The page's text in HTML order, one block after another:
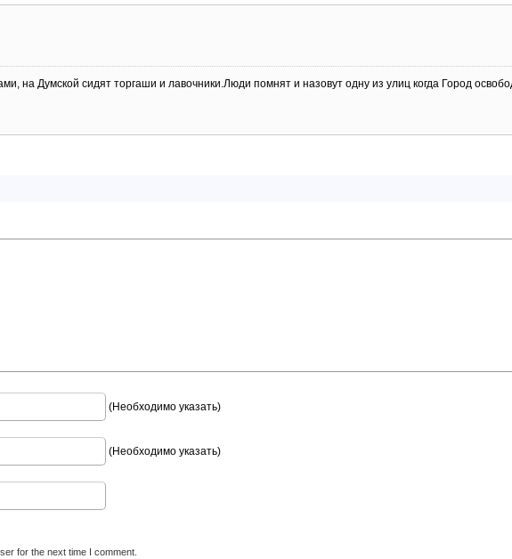
на Думской сидят торгаши и лавочники.Люди помнят и назовут одну из улиц когда Город
(Необходимо указать)
(Необходимо указать)
for the next time I comment.